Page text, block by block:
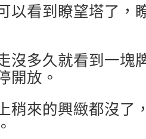
以看到瞭望塔了，
沒多久就看到一塊
開放。
稍來的興緻都沒了